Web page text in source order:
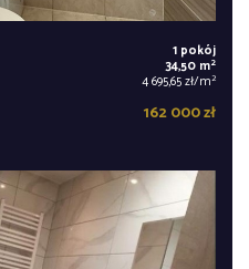
1 pokój
34,50 m2
4 695,65 zł/m2
162 000 zł